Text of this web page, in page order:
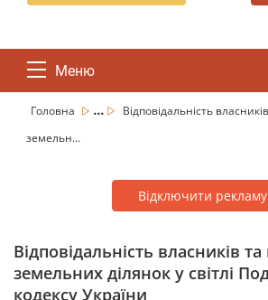
Меню
Головна ...
Відповідальність
земельн...
Відключити рекламу
Відповідальність власників
земельних ділянок у світлі
кодексу України